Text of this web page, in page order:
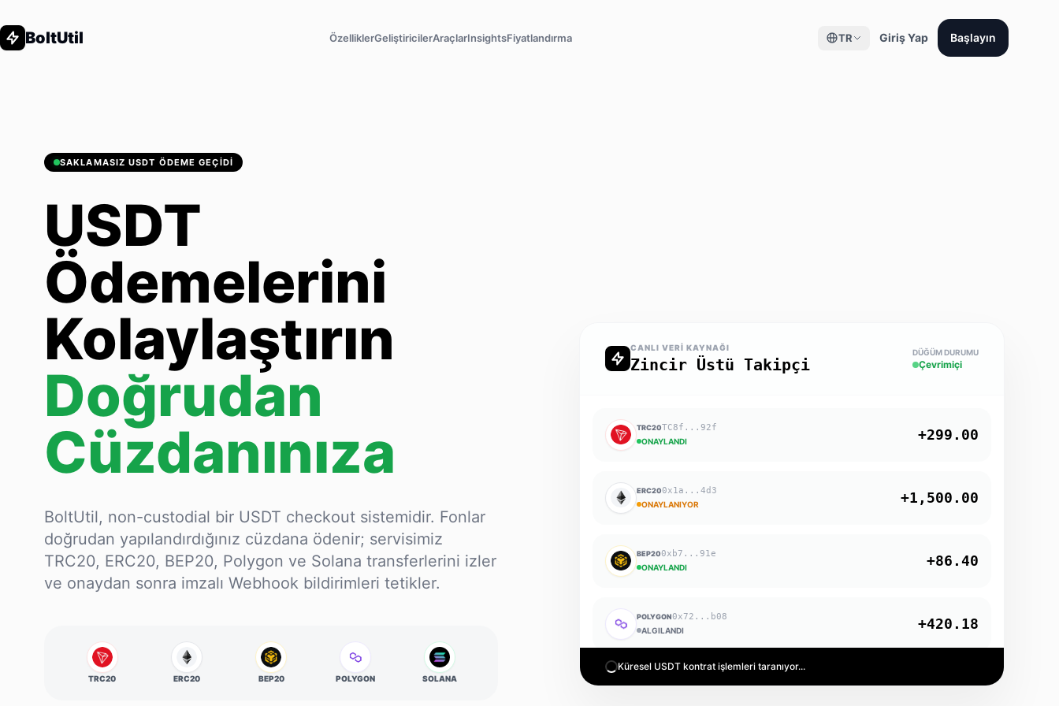
BoltUtil ÖzelliklerGeliştiricilerAraçlarInsightsFiyatlandırma TR Giriş Yap Başlayın
SAKLAMASIZ USDT ÖDEME GEÇIDI
USDT
Ödemelerini
Kolaylaştırın
Doğrudan
Cüzdanınıza
BoltUtil, non-custodial bir USDT checkout sistemidir. Fonlar
doğrudan yapılandırdığınız cüzdana ödenir; servisimiz
TRC20, ERC20, BEP20, Polygon ve Solana transferlerini izler
ve onaydan sonra imzalı Webhook bildirimleri tetikler.
TRC20 ERC20 BEP20 POLYGON SOLANA
CANLI VERI KAYNAĞI
Zincir Üstü Takipçi
DÜĞÜM DURUMU
Çevrimiçi
TRC20TC8f...92f
ONAYLANDI +299.00
ERC200x1a...4d3
ONAYLANIYOR +1,500.00
BEP200xb7...91e
ONAYLANDI +86.40
POLYGON0x72...b08
ALGILANDI +420.18
+168.25
Küresel USDT kontrat işlemleri taranıyor...